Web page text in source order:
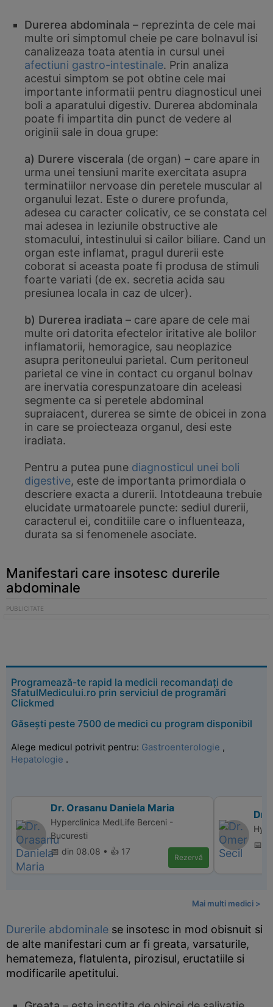
Durerea abdominala – reprezinta de cele mai
multe ori simptomul cheie pe care bolnavul isi
canalizeaza toata atentia in cursul unei
afectiuni gastro-intestinale. Prin analiza
acestui simptom se pot obtine cele mai
importante informatii pentru diagnosticul unei
boli a aparatului digestiv. Durerea abdominala
poate fi impartita din punct de vedere al
originii sale in doua grupe:
a) Durere viscerala (de organ) – care apare in
urma unei tensiuni marite exercitata asupra
terminatiilor nervoase din peretele muscular al
organului lezat. Este o durere profunda,
adesea cu caracter colicativ, ce se constata cel
mai adesea in leziunile obstructive ale
stomacului, intestinului si cailor biliare. Cand un
organ este inflamat, pragul durerii este
coborat si aceasta poate fi produsa de stimuli
foarte variati (de ex. secretia acida sau
presiunea locala in caz de ulcer).
b) Durerea iradiata – care apare de cele mai
multe ori datorita efectelor iritative ale bolilor
inflamatorii, hemoragice, sau neoplazice
asupra peritoneului parietal. Cum peritoneul
parietal ce vine in contact cu organul bolnav
are inervatia corespunzatoare din aceleasi
segmente ca si peretele abdominal
supraiacent, durerea se simte de obicei in zona
in care se proiecteaza organul, desi este
iradiata.
Pentru a putea pune diagnosticul unei boli
digestive, este de importanta primordiala o
descriere exacta a durerii. Intotdeauna trebuie
elucidate urmatoarele puncte: sediul durerii,
caracterul ei, conditiile care o influenteaza,
durata sa si fenomenele asociate.
Manifestari care insotesc durerile
abdominale
Programează-te rapid la medicii recomandați de
SfatulMedicului.ro prin serviciul de programări
Clickmed
Găsești peste 7500 de medici cu program disponibil
Alege medicul potrivit pentru: Gastroenterologie ,
Hepatologie .
Dr. Orasanu Daniela Maria
Hyperclinica MedLife Berceni -
Bucuresti
📅 din 08.08 • 👍 17
Rezervă
Dr.
📅
Mai multi medici >
Durerile abdominale se insotesc in mod obisnuit si
de alte manifestari cum ar fi greata, varsaturile,
hematemeza, flatulenta, pirozisul, eructatiile si
modificarile apetitului.